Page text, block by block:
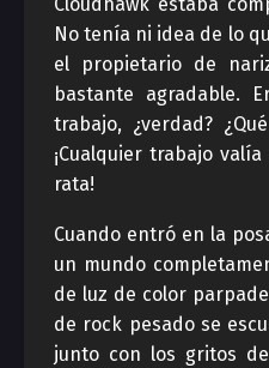
No tenía ni idea de lo
el propietario de
bastante agradable.
trabajo, ¿verdad?
¡Cualquier trabajo
rata!
Cuando entró en la
un mundo
de luz de color
de rock pesado se
junto con los gritos